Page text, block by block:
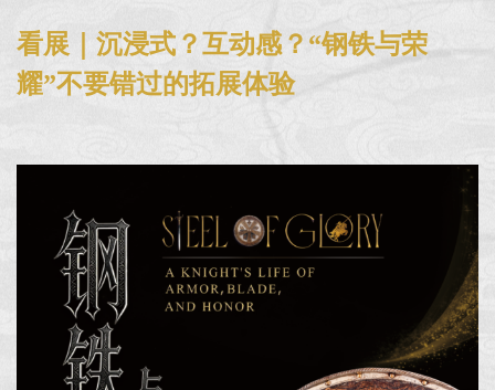
看展｜沉浸式？互动感？“钢铁与荣
耀”不要错过的拓展体验